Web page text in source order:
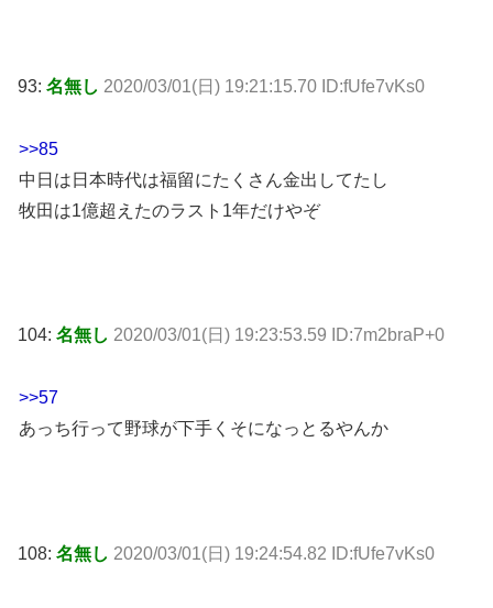
93: 名無し 2020/03/01(日) 19:21:15.70 ID:fUfe7vKs0
>>85
中日は日本時代は福留にたくさん金出してたし
牧田は1億超えたのラスト1年だけやぞ
104: 名無し 2020/03/01(日) 19:23:53.59 ID:7m2braP+0
>>57
あっち行って野球が下手くそになっとるやんか
108: 名無し 2020/03/01(日) 19:24:54.82 ID:fUfe7vKs0